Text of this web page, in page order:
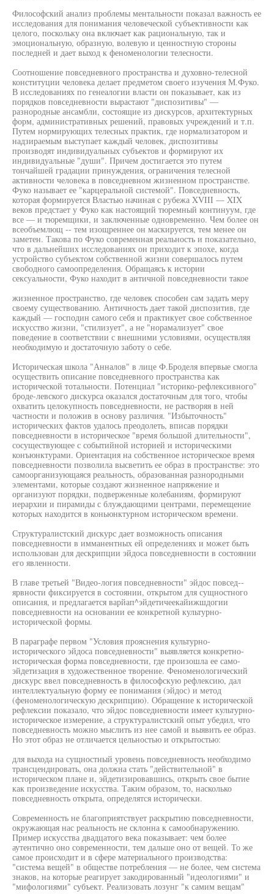
Философский анализ проблемы ментальности показал важность ее
исследования для понимания человеческой субъективности как
целого, поскольку она включает как рациональную, так и
эмоциональную, образную, волевую и ценностную стороны
последней и дает выход к феноменологии телесности.
Соотношение повседневного пространства и духовно-телесной
конституции человека делает предметом своего изучения М.Фуко.
В исследованиях по генеалогии власти он показывает, как из
порядков повседневности вырастают "диспозитивы" —
разнородные ансамбли, состоящие из дискурсов, архитектурных
форм, административных решений, правовых учреждений и т.п.
Путем нормирующих телесных практик, где нормализатором и
надзираемым выступает каждый человек, диспозитивы
производят индивидуальных субъектов и формируют их
индивидуальные "души". Причем достигается это путем
тончайшей градации принуждения, ограничения телесной
активности человека в повседневном жизненном пространстве.
Фуко называет ее "карцеральной системой". Повседневность,
которая формируется Властью начиная с рубежа XVIII — XIX
веков предстает у Фуко как настоящий тюремный континуум, где
все — и тюремщики, и заключенные одновременно. Чем более он
всеобъемлющ -- тем изощреннее он маскируется, тем менее он
заметен. Такова по Фуко современная реальность и показательно,
что в дальнейших исследованиях он приходит к эпохе, когда
устройство субъектом собственной жизни совершалось путем
свободного самоопределения. Обращаясь к истории
сексуальности, Фуко находит в античной повседневности такое
жизненное пространство, где человек способен сам задать меру
своему существованию. Античность дает такой диспозитив, где
каждый — господин самого себя и практикует свое собственное
искусство жизни, "стилизует", а не "норамализует" свое
поведение в соответствии с внешними условиями, осуществляя
необходимую и достаточную заботу о себе.
Историческая школа "Анналов" в лице Ф.Броделя впервые смогла
осуществить описание повседневного пространства как
исторической тотальности. Потенциал "историко-рефлексивного"
броде-левского дискурса оказался достаточным для того, чтобы
охватить целокупность повседневности, не растворяя в ней
частности и положив в основу различия. "Избыточность"
исторических фактов удалось преодолеть, вписав порядки
повседневности в историческое "время большой длительности",
сосуществующее с событийной историей и историческими
конъюнктурами. Ориентация на собственное историческое время
повседневности позволила высветить ее образ в пространстве: это
самоорганизующаяся реальность, образованная разнородными
элементами, которые создают жизненное напряжение и
организуют порядки, подверженные колебаниям, формируют
иерархии и пирамиды с блуждающими центрами, перемещение
которых находится в коньюнктурном историческом времени.
Структуралистский дискурс дает возможность описания
повседневности в имманентных ей определениях и может быть
использован для дескрипции эйдоса повседневности в состоянии
его явленности.
В главе третьей "Видео-логия повседневности" эйдос повсед--
ярвности фиксируется в состоянии, открытом для сущностного
описания, и предлагается варйап^эйдетичеекайижшдогии
повседневности на основании ее конкретной культурно-
исторической формы.
В параграфе первом "Условия прояснения культурно-
исторического эйдоса повседневности" выявляется конкретно-
историческая форма повседневности, где произошла ее само-
эйдетизация в художественное творение. Феноменологический
дискурс ввел повседневность в философскую рефлексию, дал
интеллектуальную форму ее понимания (эйдос) и метод
(феноменологическую дескрипцию). Обращение к исторической
рефлексии показало, что эйдос повседневности имеет культурно-
историческое измерение, а структуралистский опыт убедил, что
повседневность можно мыслить из нее самой и выявить ее образ.
Но этот образ не отличается цельностью и открытостью:
для выхода на сущностный уровень повседневность необходимо
трансцендировать, она должна стать "действительной" в
историческом плане и, эйдетизировавшись, открыть свое бытие
как произведение искусства. Таким образом, то, насколько
повседневность открыта, определятся исторически.
Современность не благоприятствует раскрытию повседневности,
окружающая нас реальность не склонна к самообнаружению.
Пример искусства двадцатого века показывает: чем более
аутентично оно современности, тем дальше оно от вещей. То же
самое происходит и в сфере материального производства:
"система вещей" в обществе потребления — не более, чем система
знаков, на которые реагирует закодированный "идеологиями" и
"мифологиями" субъект. Реализовать лозунг "к самим вещам"